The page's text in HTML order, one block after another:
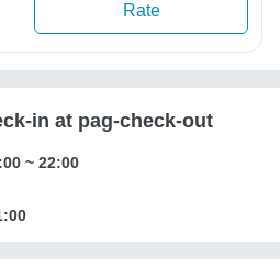
Rate
in at pag-check-out
~ 22:00